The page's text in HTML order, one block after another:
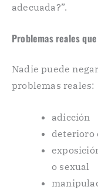
adecuada?”.
Problemas reales
Nadie puede
problemas reales:
adicción
deterioro
o sexual